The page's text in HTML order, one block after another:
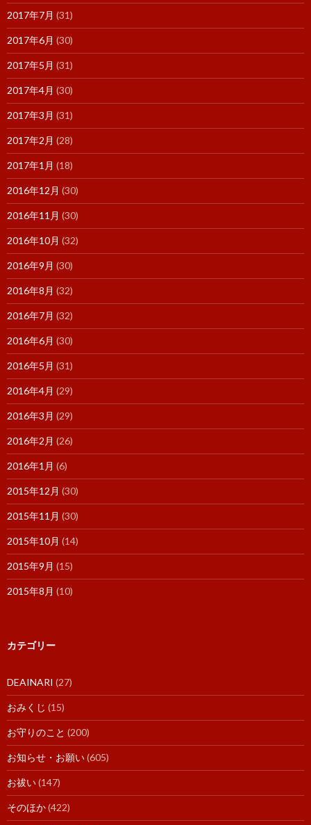
2017年7月 (31)
2017年6月 (30)
2017年5月 (31)
2017年4月 (30)
2017年3月 (31)
2017年2月 (28)
2017年1月 (18)
2016年12月 (30)
2016年11月 (30)
2016年10月 (32)
2016年9月 (30)
2016年8月 (32)
2016年7月 (32)
2016年6月 (30)
2016年5月 (31)
2016年4月 (29)
2016年3月 (29)
2016年2月 (26)
2016年1月 (6)
2015年12月 (30)
2015年11月 (30)
2015年10月 (14)
2015年9月 (15)
2015年8月 (10)
カテゴリー
DEAINARI (27)
おみくじ (15)
お守りのこと (200)
お知らせ・お願い(605)
お祓い(147)
そのほか(422)